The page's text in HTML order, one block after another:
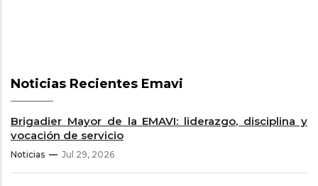
Noticias Recientes Emavi
Brigadier Mayor de la EMAVI: liderazgo, disciplina y
vocación de servicio
Noticias Jul 29, 2026